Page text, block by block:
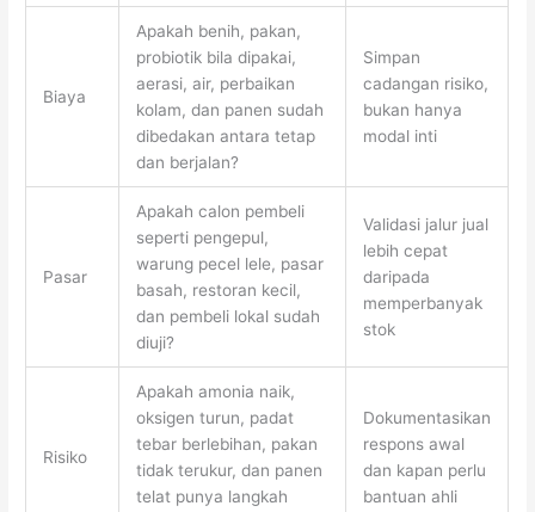
Biaya
Apakah benih, pakan,
probiotik bila dipakai,
aerasi, air, perbaikan
kolam, dan panen sudah
dibedakan antara tetap
dan berjalan?
Simpan
cadangan risiko,
bukan hanya
modal inti
Pasar
Apakah calon pembeli
seperti pengepul,
warung pecel lele, pasar
basah, restoran kecil,
dan pembeli lokal sudah
diuji?
Validasi jalur jual
lebih cepat
daripada
memperbanyak
stok
Risiko
Apakah amonia naik,
oksigen turun, padat
tebar berlebihan, pakan
tidak terukur, dan panen
telat punya langkah
Dokumentasikan
respons awal
dan kapan perlu
bantuan ahli